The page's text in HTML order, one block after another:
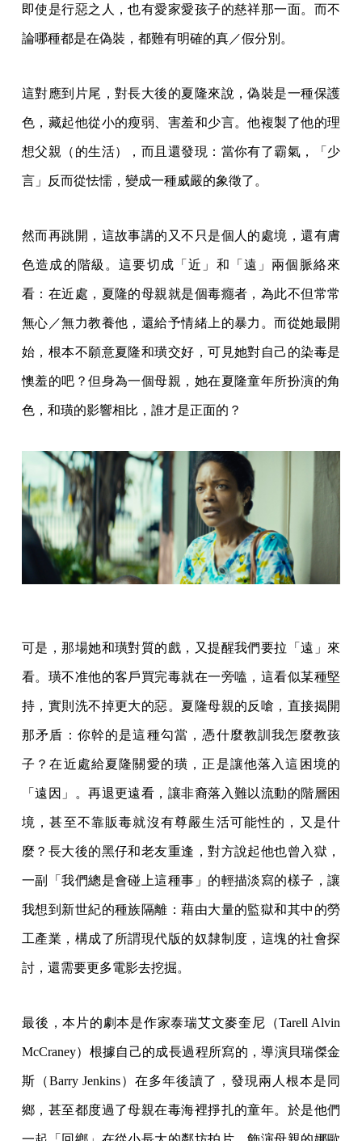
即使是行惡之人，也有愛家愛孩子的慈祥那一面。而不
論哪種都是在偽裝，都難有明確的真／假分別。
這對應到片尾，對長大後的夏隆來說，偽裝是一種保護
色，藏起他從小的瘦弱、害羞和少言。他複製了他的理
想父親（的生活），而且還發現：當你有了霸氣，「少
言」反而從怯懦，變成一種威嚴的象徵了。
然而再跳開，這故事講的又不只是個人的處境，還有膚
色造成的階級。這要切成「近」和「遠」兩個脈絡來
看：在近處，夏隆的母親就是個毒癮者，為此不但常常
無心／無力教養他，還給予情緒上的暴力。而從她最開
始，根本不願意夏隆和璜交好，可見她對自己的染毒是
懊羞的吧？但身為一個母親，她在夏隆童年所扮演的角
色，和璜的影響相比，誰才是正面的？
可是，那場她和璜對質的戲，又提醒我們要拉「遠」來
看。璜不准他的客戶買完毒就在一旁嗑，這看似某種堅
持，實則洗不掉更大的惡。夏隆母親的反嗆，直接揭開
那矛盾：你幹的是這種勾當，憑什麼教訓我怎麼教孩
子？在近處給夏隆關愛的璜，正是讓他落入這困境的
「遠因」。再退更遠看，讓非裔落入難以流動的階層困
境，甚至不靠販毒就沒有尊嚴生活可能性的，又是什
麼？長大後的黑仔和老友重逢，對方說起他也曾入獄，
一副「我們總是會碰上這種事」的輕描淡寫的樣子，讓
我想到新世紀的種族隔離：藉由大量的監獄和其中的勞
工產業，構成了所謂現代版的奴隸制度，這塊的社會探
討，還需要更多電影去挖掘。
最後，本片的劇本是作家泰瑞艾文麥奎尼（Tarell Alvin
McCraney）根據自己的成長過程所寫的，導演貝瑞傑金
斯（Barry Jenkins）在多年後讀了，發現兩人根本是同
鄉，甚至都度過了母親在毒海裡掙扎的童年。於是他們